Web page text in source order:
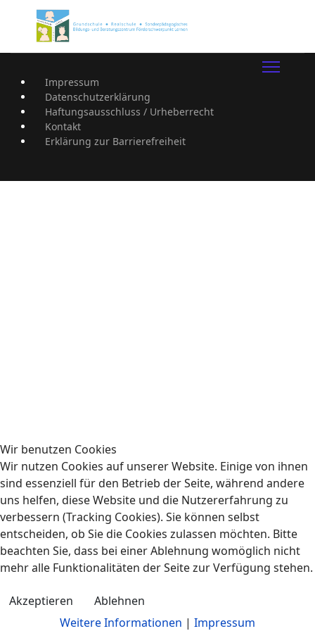
Impressum
Datenschutzerklärung
Haftungsausschluss / Urheberrecht
Kontakt
Erklärung zur Barrierefreiheit
Wir benutzen Cookies
Wir nutzen Cookies auf unserer Website. Einige von ihnen
sind essenziell für den Betrieb der Seite, während andere
uns helfen, diese Website und die Nutzererfahrung zu
verbessern (Tracking Cookies). Sie können selbst
entscheiden, ob Sie die Cookies zulassen möchten. Bitte
beachten Sie, dass bei einer Ablehnung womöglich nicht
mehr alle Funktionalitäten der Seite zur Verfügung stehen.
Akzeptieren
Ablehnen
Weitere Informationen | Impressum